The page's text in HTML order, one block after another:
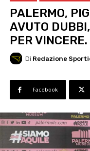
PALERMO,
AVUTO
PER
Di Redazione
Facebook